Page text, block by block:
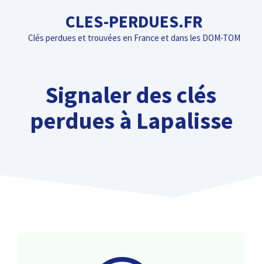
contenu
CLES-PERDUES.FR
Clés perdues et trouvées en France et dans les DOM-TOM
Signaler des clés
perdues à Lapalisse